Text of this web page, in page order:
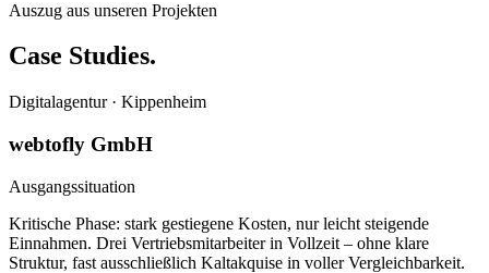
Auszug aus unseren Projekten
Case Studies.
Digitalagentur · Kippenheim
webtofly GmbH
Ausgangssituation
Kritische Phase: stark gestiegene Kosten, nur leicht steigende
Einnahmen. Drei Vertriebsmitarbeiter in Vollzeit – ohne klare
Struktur, fast ausschließlich Kaltakquise in voller Vergleichbarkeit.